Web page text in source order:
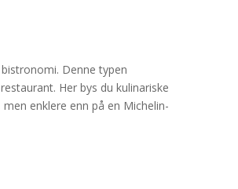
Denne typen
Her bys du kulinariske
enklere enn på en Michelin-